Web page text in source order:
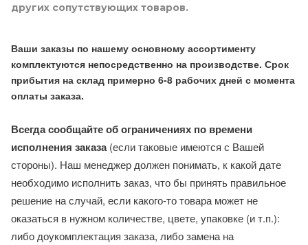
других сопутствующих товаров.
Ваши заказы по нашему основному ассортименту
комплектуются непосредственно на производстве. Срок
прибытия на склад примерно 6-8 рабочих дней с момента
оплаты заказа.
Всегда сообщайте об ограничениях по времени
исполнения заказа(если таковые имеются с Вашей
стороны). Наш менеджер должен понимать, к какой дате
необходимо исполнить заказ, что бы принять правильное
решение на случай, если какого-то товара может не
оказаться в нужном количестве, цвете, упаковке (и т.п.):
либо доукомплектация заказа, либо замена на